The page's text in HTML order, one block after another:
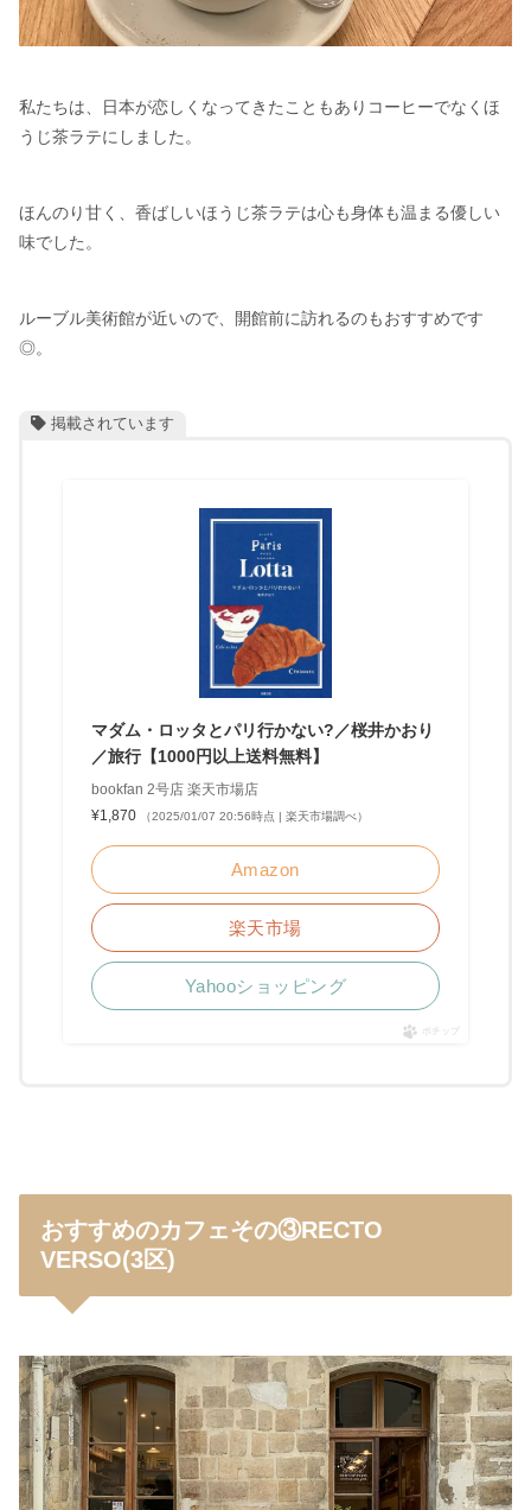
私たちは、日本が恋しくなってきたこともありコーヒーでなくほ
うじ茶ラテにしました。
ほんのり甘く、香ばしいほうじ茶ラテは心も身体も温まる優しい
味でした。
ルーブル美術館が近いので、開館前に訪れるのもおすすめです
◎。
掲載されています
マダム・ロッタとパリ行かない?／桜井かおり
／旅行【1000円以上送料無料】
bookfan 2号店 楽天市場店
¥1,870
（2025/01/07 20:56時点 | 楽天市場調べ）
Amazon
楽天市場
Yahooショッピング
ポチップ
おすすめのカフェその③RECTO
VERSO(3区)